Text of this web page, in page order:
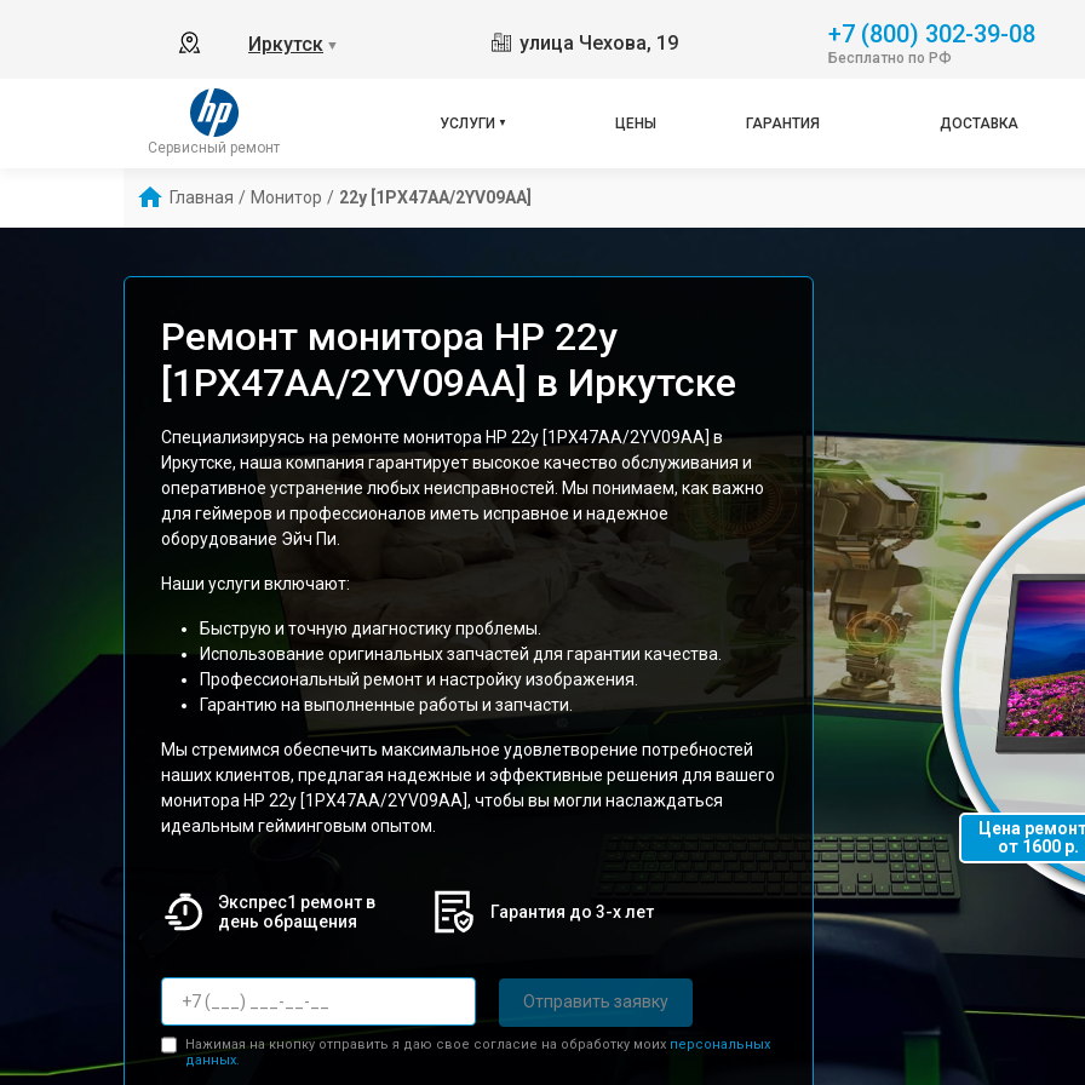
Иркутск ▼ улица Чехова, 19 +7 (800) 302-39-08
Бесплатно по РФ
Сервисный ремонт
УСЛУГИ ЦЕНЫ ГАРАНТИЯ ДОСТАВКА
Главная / Монитор / 22y [1PX47AA/2YV09AA]
Ремонт монитора HP 22y
[1PX47AA/2YV09AA] в Иркутске
Специализируясь на ремонте монитора HP 22y [1PX47AA/2YV09AA] в
Иркутске, наша компания гарантирует высокое качество обслуживания и
оперативное устранение любых неисправностей. Мы понимаем, как важно
для геймеров и профессионалов иметь исправное и надежное
оборудование Эйч Пи.
Наши услуги включают:
Быструю и точную диагностику проблемы.
Использование оригинальных запчастей для гарантии качества.
Профессиональный ремонт и настройку изображения.
Гарантию на выполненные работы и запчасти.
Мы стремимся обеспечить максимальное удовлетворение потребностей
наших клиентов, предлагая надежные и эффективные решения для вашего
монитора HP 22y [1PX47AA/2YV09AA], чтобы вы могли наслаждаться
идеальным гейминговым опытом.
Экспрес1 ремонт в
день обращения
Гарантия до 3-х лет
Отправить заявку
Нажимая на кнопку отправить я даю свое согласие на обработку моих персональных
данных.
Цена
от 1600 р.